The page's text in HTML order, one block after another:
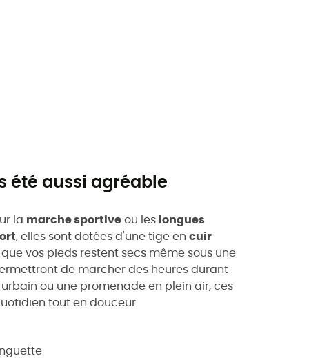
été aussi agréable
la marche sportive ou les longues
, elles sont dotées d'une tige en cuir
vos pieds restent secs même sous une
de marcher des heures durant
ou une promenade en plein air, ces
tout en douceur.